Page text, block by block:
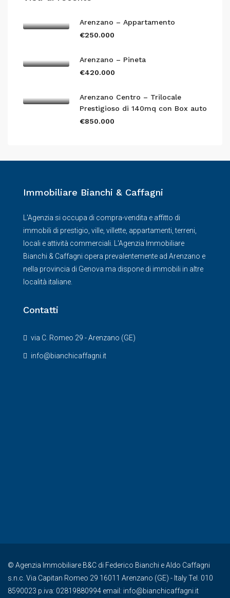
Arenzano – Appartamento
€250.000
Arenzano – Pineta
€420.000
Arenzano Centro – Trilocale
Prestigioso di 140mq con Box auto
€850.000
Immobiliare Bianchi & Caffagni
L'Agenzia si occupa di compra-vendita e affitto di
immobili di prestigio, ville, villette, appartamenti, terreni,
locali e attività commerciali. L'Agenzia Immobiliare
Bianchi & Caffagni opera prevalentemente ad Arenzano e
nella provincia di Genova ma dispone di immobili in altre
località italiane.
Contatti
via C. Romeo 29 - Arenzano (GE)
info@bianchicaffagni.it
© Agenzia Immobiliare B&C di Federico Bianchi e Aldo Caffagni
s.n.c. Via Capitan Romeo 29 16011 Arenzano (GE) - Italy Tel. 010
8590023 p.iva: 02819880994 email: info@bianchicaffagni.it